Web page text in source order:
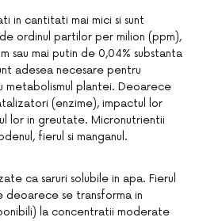
in cantitati mai mici si sunt
ordinul partilor per milion (ppm),
sau mai putin de 0,04% substanta
adesea necesare pentru
metabolismul plantei. Deoarece
(enzime), impactul lor
lor in greutate. Micronutrientii
fierul si manganul.
ca saruri solubile in apa. Fierul
se transforma in
la concentratii moderate